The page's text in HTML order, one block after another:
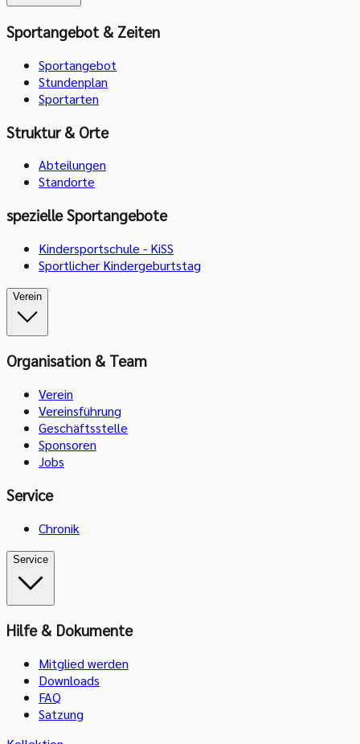
Sportangebot & Zeiten
Sportangebot
Stundenplan
Sportarten
Struktur & Orte
Abteilungen
Standorte
spezielle Sportangebote
Kindersportschule - KiSS
Sportlicher Kindergeburtstag
Verein
Organisation & Team
Verein
Vereinsführung
Geschäftsstelle
Sponsoren
Jobs
Service
Chronik
Service
Hilfe & Dokumente
Mitglied werden
Downloads
FAQ
Satzung